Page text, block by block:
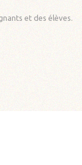
et des élèves.